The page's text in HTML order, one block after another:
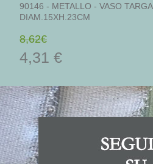
90146 - METALLO - VASO TARGA
DIAM.15XH.23CM
8,62€
4,31 €